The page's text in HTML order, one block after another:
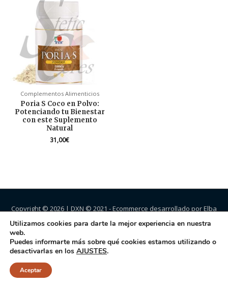
Complementos Alimenticios
Poria S Coco en Polvo:
Potenciando tu Bienestar
con este Suplemento
Natural
31,00€
Copyright © 2026 | DXN © 2021 - Ecommerce desarrollado por Elba
Jiménez.
Utilizamos cookies para darte la mejor experiencia en nuestra
web.
Puedes informarte más sobre qué cookies estamos utilizando o
desactivarlas en los AJUSTES.
Aceptar